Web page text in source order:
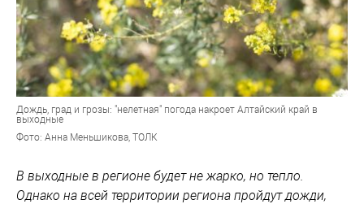
Дождь, град и грозы: "нелетная" погода накроет Алтайский край в
выходные
Фото: Анна Меньшикова, ТОЛК
В выходные в регионе будет не жарко, но тепло.
Однако на всей территории региона пройдут дожди,